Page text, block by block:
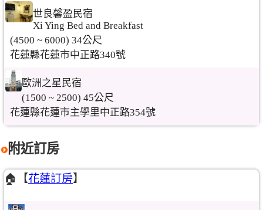
世良馨盈民宿
Xi Ying Bed and Breakfast
(4500 ~ 6000) 34公尺
花蓮縣花蓮市中正路340號
歐洲之星民宿
(1500 ~ 2500) 45公尺
花蓮縣花蓮市主學里中正路354號
附近訂房
🏠【花蓮訂房】